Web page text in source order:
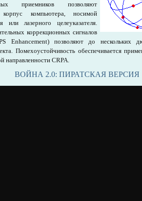
приемников позволяют
компьютера, носимой
или лазерного целеуказателя.
коррекционных сигналов
Enhancement) позволяют до нескольких
Помехоустойчивость обеспечивается
направленности CRPA.
ВОЙНА 2.0: ПИРАТСКАЯ ВЕРСИЯ